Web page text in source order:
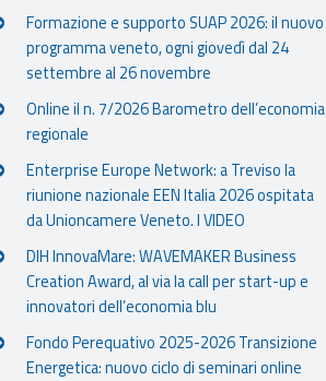
Formazione e supporto SUAP 2026: il nuovo
programma veneto, ogni giovedì dal 24
settembre al 26 novembre
Online il n. 7/2026 Barometro dell’economia
regionale
Enterprise Europe Network: a Treviso la
riunione nazionale EEN Italia 2026 ospitata
da Unioncamere Veneto. I VIDEO
DIH InnovaMare: WAVEMAKER Business
Creation Award, al via la call per start-up e
innovatori dell’economia blu
Fondo Perequativo 2025-2026 Transizione
Energetica: nuovo ciclo di seminari online